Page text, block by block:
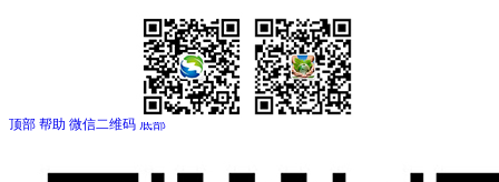
顶部 帮助 微信二维码 底部